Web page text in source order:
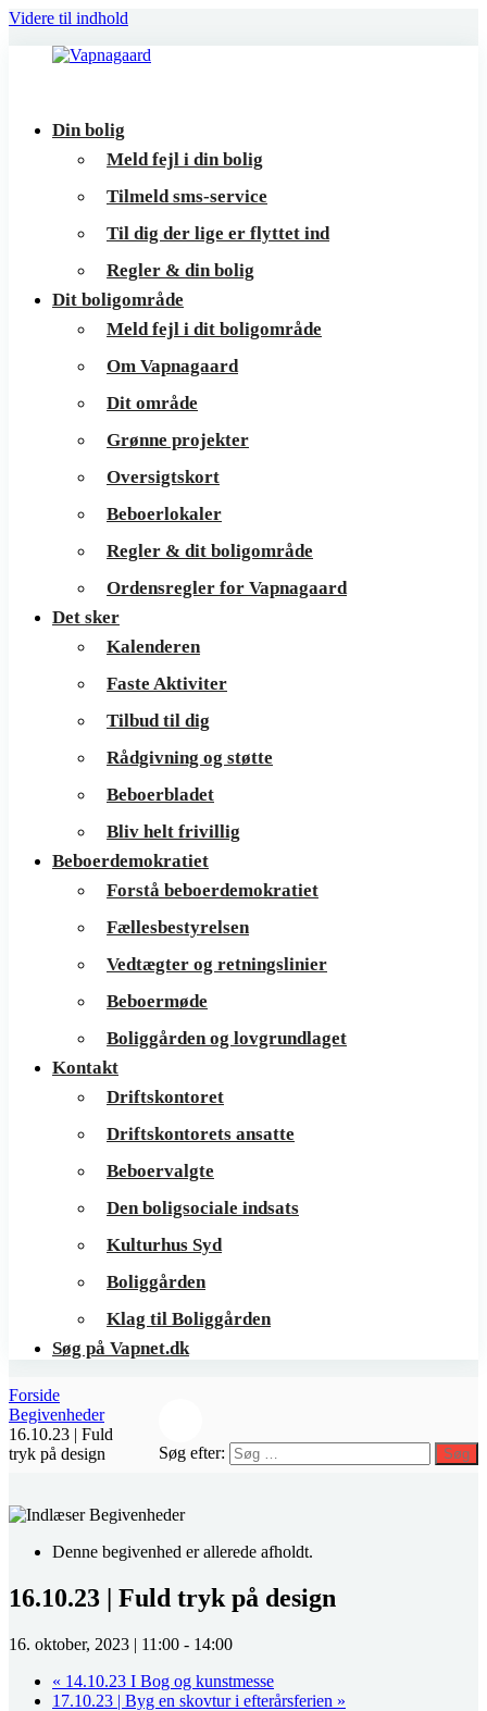
Videre til indhold
Vapnagaard
BoligerDin bolig
Meld fejl i din bolig
Tilmeld sms-service
Til dig der lige er flyttet ind
Regler & din bolig
Dit boligområde
Meld fejl i dit boligområde
Om Vapnagaard
Dit område
Grønne projekter
Oversigtskort
Beboerlokaler
Regler & dit boligområde
Ordensregler for Vapnagaard
Det sker
Kalenderen
Faste Aktiviter
Tilbud til dig
Rådgivning og støtte
Beboerbladet
Bliv helt frivillig
Beboerdemokratiet
Forstå beboerdemokratiet
Fællesbestyrelsen
Vedtægter og retningslinier
Beboermøde
Boliggården og lovgrundlaget
Kontakt
Driftskontoret
Driftskontorets ansatte
Beboervalgte
Den boligsociale indsats
Kulturhus Syd
Boliggården
Klag til Boliggården
Søg på Vapnet.dk
Søg efter: Søg
Forside
Begivenheder
16.10.23 | Fuld
tryk på design
Denne begivenhed er allerede afholdt.
16.10.23 | Fuld tryk på design
16. oktober, 2023 | 11:00 - 14:00
« 14.10.23 I Bog og kunstmesse
17.10.23 | Byg en skovtur i efterårsferien »